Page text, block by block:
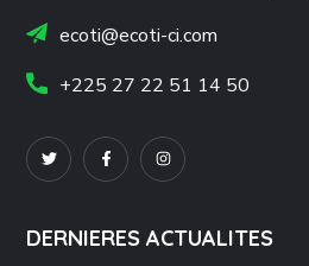
ecoti@ecoti-ci.com
+225 27 22 51 14 50
DERNIERES ACTUALITES